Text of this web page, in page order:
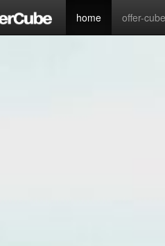
home offer-cube